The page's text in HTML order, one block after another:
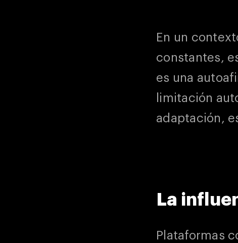
En un
constantes,
es una
limitación
adaptación,
La
Plataformas